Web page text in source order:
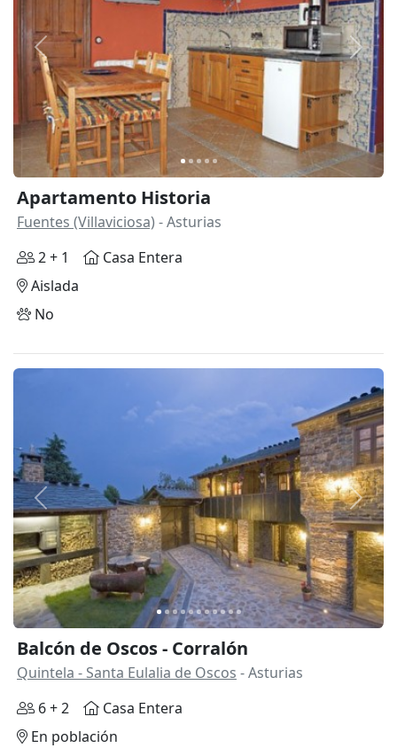
Anterior
Apartamento Historia
Fuentes (Villaviciosa) - Asturias
2 + 1
Casa Entera
Aislada
No
Anterior
Balcón de Oscos - Corralón
Quintela - Santa Eulalia de Oscos - Asturias
6 + 2
Casa Entera
En población